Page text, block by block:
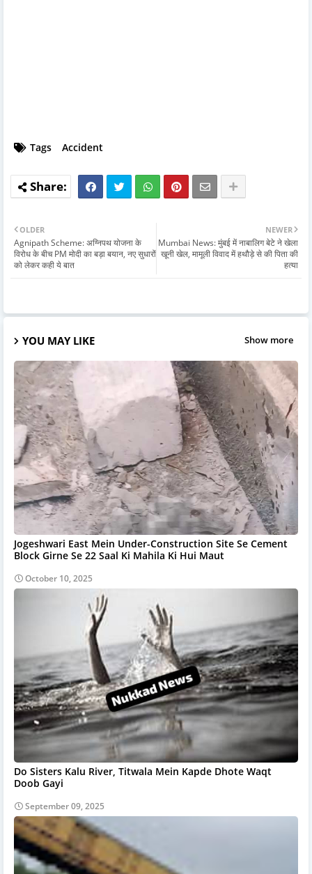
Tags Accident
NEWER
Mumbai News: मुंबई में नाबालिग बेटे ने खेला
खूनी खेल, मामूली विवाद में हथौड़े से की पिता की
हत्या
OLDER
Agnipath Scheme: अग्निपथ योजना के
विरोध के बीच PM मोदी का बड़ा बयान, नए सुधारों
को लेकर कही ये बात
YOU MAY LIKE Show more
Jogeshwari East Mein Under-Construction Site Se Cement
Block Girne Se 22 Saal Ki Mahila Ki Hui Maut
October 10, 2025
Do Sisters Kalu River, Titwala Mein Kapde Dhote Waqt
Doob Gayi
September 09, 2025